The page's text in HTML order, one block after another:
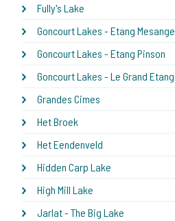
Fully's Lake
Goncourt Lakes - Etang Mesange
Goncourt Lakes - Etang Pinson
Goncourt Lakes - Le Grand Etang
Grandes Cimes
Het Broek
Het Eendenveld
Hidden Carp Lake
High Mill Lake
Jarlat - The Big Lake